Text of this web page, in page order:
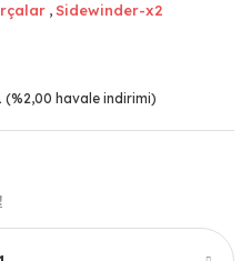
,Sidewinder-x2
(%2,00 havale indirimi)